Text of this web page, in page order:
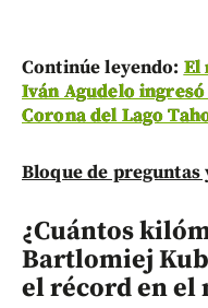
Continúe leyendo: El
Iván Agudelo
Corona del Lago
Bloque de preguntas
¿Cuántos
Bartlomiej
el récord en el